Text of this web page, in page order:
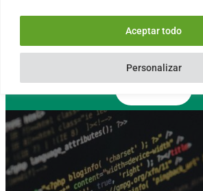
Personalizar
Aceptar todo
0034 – 644 79 25 79
Lun – Vie 9:00 AM a